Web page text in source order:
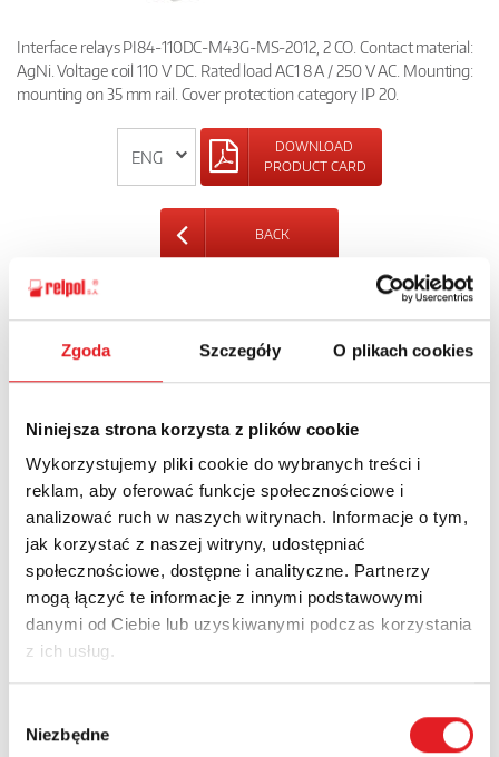
Zgoda Szczegóły O plikach cookies
Niniejsza strona korzysta z plików cookie
Wykorzystujemy pliki cookie do wybranych treści i
reklam, aby oferować funkcje społecznościowe i
analizować ruch w naszych witrynach. Informacje o tym,
jak korzystać z naszej witryny, udostępniać
społecznościowe, dostępne i analityczne. Partnerzy
mogą łączyć te informacje z innymi podstawowymi
danymi od Ciebie lub uzyskiwanymi podczas korzystania
z ich usług.
zgody
Niezbędne
Interface relays PI84-110DC-M43G-MS-2012, 2 CO. Contact material:
AgNi. Voltage coil 110 V DC. Rated load AC1 8 A / 250 V AC. Mounting:
mounting on 35 mm rail. Cover protection category IP 20.
DOWNLOAD
PRODUCT CARD
BACK
Ask for the details of the offer
Email: *
Company:
Phone: